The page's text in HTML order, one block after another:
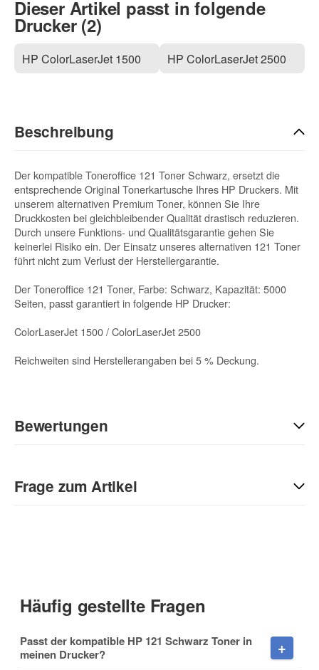
Dieser Artikel passt in folgende
Drucker (2)
HP ColorLaserJet 1500 HP ColorLaserJet 2500
Beschreibung
Der kompatible Toneroffice 121 Toner Schwarz, ersetzt die
entsprechende Original Tonerkartusche Ihres HP Druckers. Mit
unserem alternativen Premium Toner, können Sie Ihre
Druckkosten bei gleichbleibender Qualität drastisch reduzieren.
Durch unsere Funktions- und Qualitätsgarantie gehen Sie
keinerlei Risiko ein. Der Einsatz unseres alternativen 121 Toner
führt nicht zum Verlust der Herstellergarantie.
Der Toneroffice 121 Toner, Farbe: Schwarz, Kapazität: 5000
Seiten, passt garantiert in folgende HP Drucker:
ColorLaserJet 1500 / ColorLaserJet 2500
Reichweiten sind Herstellerangaben bei 5 % Deckung.
Bewertungen
Sie Anderen bei der Kaufentscheidung:
Frage zum Artikel
Häufig gestellte Fragen
Passt der kompatible HP 121 Schwarz Toner in
meinen Drucker?